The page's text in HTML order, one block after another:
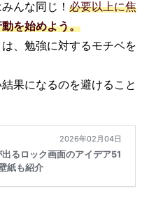
んな同じ！ 必要以上に焦
を始めよう。
、勉強に対するモチベを
果になるのを避けること